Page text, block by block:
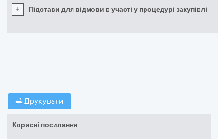
+ Підстави для відмови в участі у процедурі закупівлі
Друкувати
Корисні посилання